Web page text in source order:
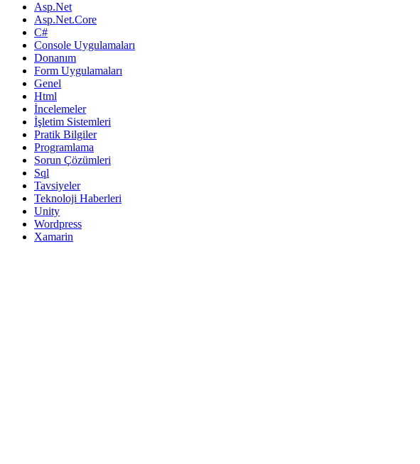
Asp.Net
Asp.Net.Core
C#
Console Uygulamaları
Donanım
Form Uygulamaları
Genel
Html
İncelemeler
İşletim Sistemleri
Pratik Bilgiler
Programlama
Sorun Çözümleri
Sql
Tavsiyeler
Teknoloji Haberleri
Unity
Wordpress
Xamarin